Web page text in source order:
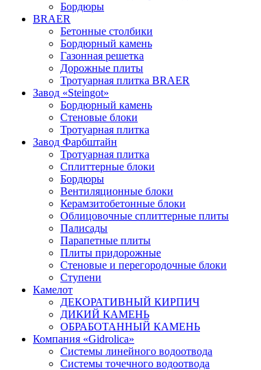
Бордюры
BRAER
Бетонные столбики
Бордюрный камень
Газонная решетка
Дорожные плиты
Тротуарная плитка BRAER
Завод «Steingot»
Бордюрный камень
Стеновые блоки
Тротуарная плитка
Завод Фарбштайн
Тротуарная плитка
Cплиттерные блоки
Бордюры
Вентиляционные блоки
Керамзитобетонные блоки
Облицовочные сплиттерные плиты
Палисады
Парапетные плиты
Плиты придорожные
Стеновые и перегородочные блоки
Ступени
Камелот
ДЕКОРАТИВНЫЙ КИРПИЧ
ДИКИЙ КАМЕНЬ
ОБРАБОТАННЫЙ КАМЕНЬ
Компания «Gidrolica»
Системы линейного водоотвода
Системы точечного водоотвода